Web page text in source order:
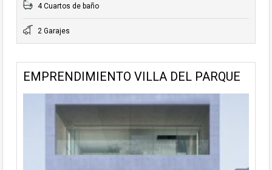
4 Cuartos de baño
2 Garajes
EMPRENDIMIENTO VILLA DEL PARQUE